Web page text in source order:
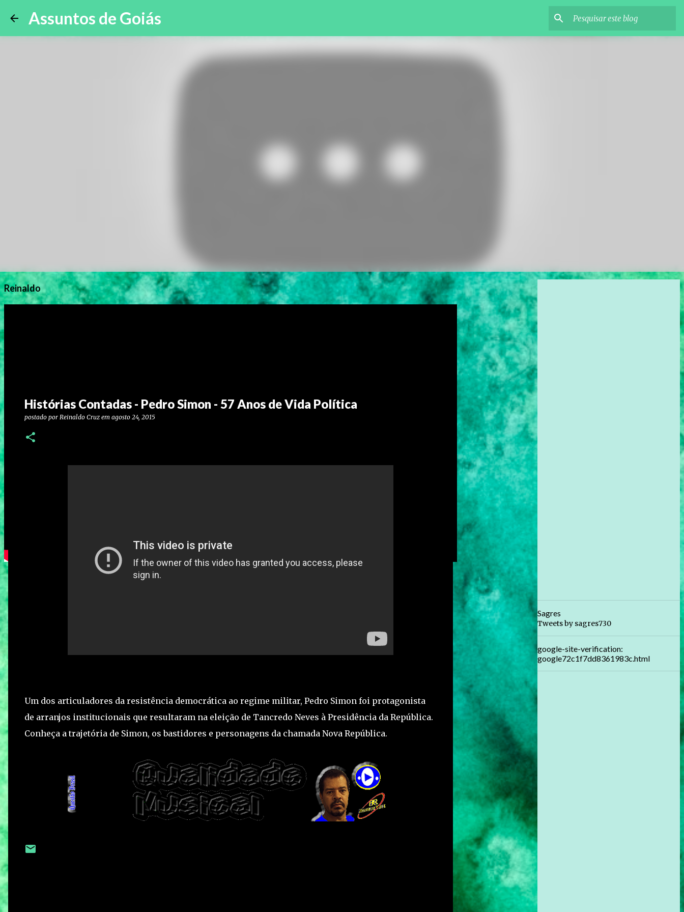
Assuntos de Goiás
Reinaldo
Histórias Contadas - Pedro Simon - 57 Anos de Vida Política
postado por Reinaldo Cruz em agosto 24, 2015
Um dos articuladores da resistência democrática ao regime militar, Pedro Simon foi protagonista
de arranjos institucionais que resultaram na eleição de Tancredo Neves à Presidência da República.
Conheça a trajetória de Simon, os bastidores e personagens da chamada Nova República.
Sagres
Tweets by sagres730
google-site-verification:
google72c1f7dd8361983c.html